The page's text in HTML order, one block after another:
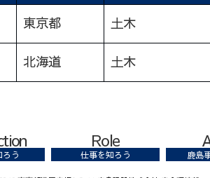
東京都 土木
北海道 土木
う
Role
仕事を知ろう 鹿島